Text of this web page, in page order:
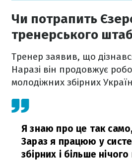
Чи потрапить
тренерського
Тренер заявив, що
Наразі він продовжує
молодіжних збірних
Я знаю про це так само,
Зараз я працюю у
збірних і більше